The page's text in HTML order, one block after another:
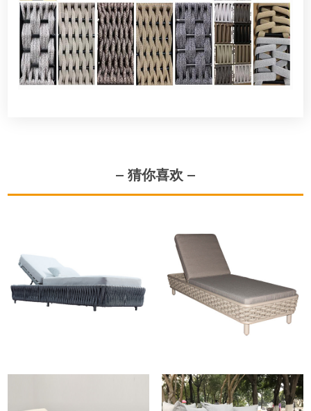
— 猜你喜欢 —